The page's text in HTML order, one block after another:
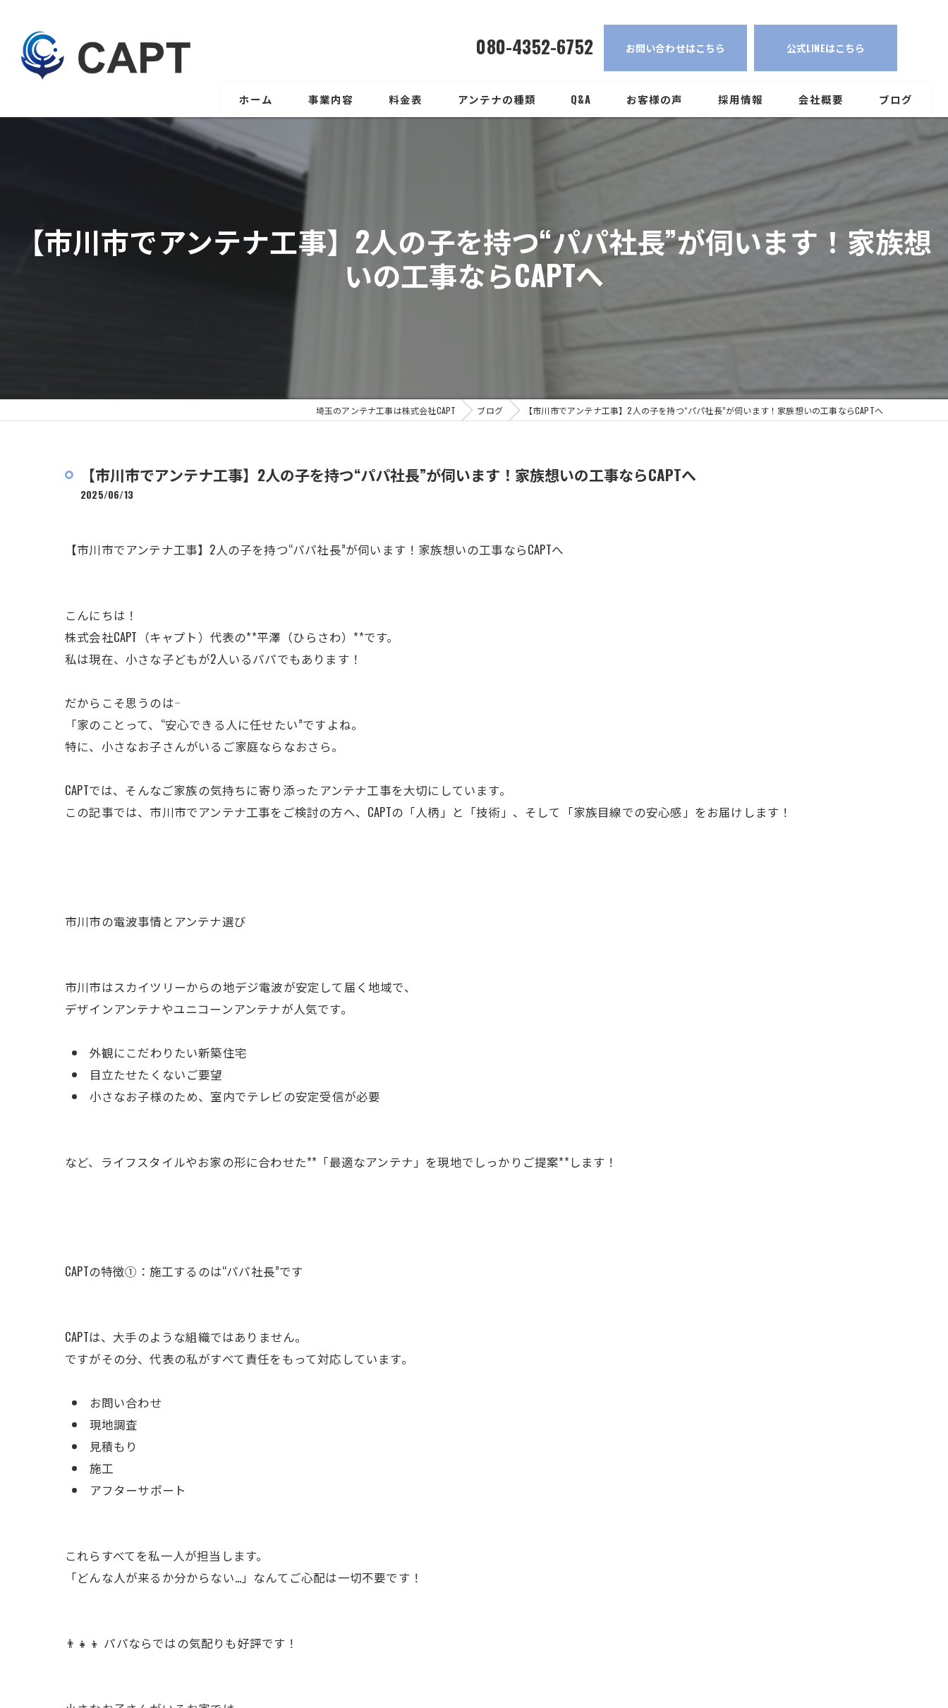
080-4352-6752 お問い合わせはこちら 公式LINEはこちら
ホーム 事業内容 料金表 アンテナの種類 Q&A お客様の声 採用情報 会社概要 ブログ
【市川市でアンテナ工事】2人の子を持つ“パパ社長”が伺います！家族想
いの工事ならCAPTへ
埼玉のアンテナ工事は株式会社CAPT ブログ 【市川市でアンテナ工事】2人の子を持つ“パパ社長”が伺います！家族想いの工事ならCAPTへ
【市川市でアンテナ工事】2人の子を持つ“パパ社長”が伺います！家族想いの工事ならCAPTへ
2025/06/13
【市川市でアンテナ工事】2人の子を持つ“パパ社長”が伺います！家族想いの工事ならCAPTへ
こんにちは！
株式会社CAPT（キャプト）代表の**平澤（ひらさわ）**です。
私は現在、小さな子どもが2人いるパパでもあります！
だからこそ思うのは――
「家のことって、“安心できる人に任せたい”ですよね。
特に、小さなお子さんがいるご家庭ならなおさら。
CAPTでは、そんなご家族の気持ちに寄り添ったアンテナ工事を大切にしています。
この記事では、市川市でアンテナ工事をご検討の方へ、CAPTの「人柄」と「技術」、そして「家族目線での安心感」をお届けします！
市川市の電波事情とアンテナ選び
市川市はスカイツリーからの地デジ電波が安定して届く地域で、
デザインアンテナやユニコーンアンテナが人気です。
外観にこだわりたい新築住宅
目立たせたくないご要望
小さなお子様のため、室内でテレビの安定受信が必要
など、ライフスタイルやお家の形に合わせた**「最適なアンテナ」を現地でしっかりご提案**します！
CAPTの特徴①：施工するのは“パパ社長”です
CAPTは、大手のような組織ではありません。
ですがその分、代表の私がすべて責任をもって対応しています。
お問い合わせ
現地調査
見積もり
施工
アフターサポート
これらすべてを私一人が担当します。
「どんな人が来るか分からない…」なんてご心配は一切不要です！
👨‍👧‍👦 パパならではの気配りも好評です！